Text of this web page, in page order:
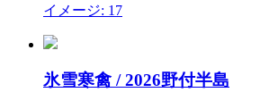
イメージ: 17
氷雪寒禽 /2026野付半島